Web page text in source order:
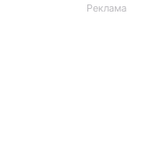
Реклама